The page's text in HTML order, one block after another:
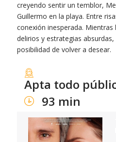
creyendo sentir un temblor,
Guillermo en la playa. Entre
conexión inesperada.
delirios y estrategias
posibilidad de volver a desear.
Apta todo
93 min